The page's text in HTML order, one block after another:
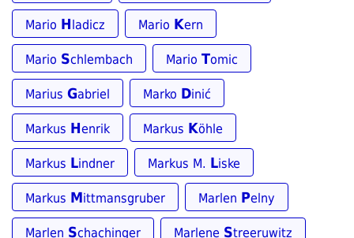
Mario H ladicz Mario Kern
Mario Schlembach Mario Tomic
Marius Gabriel Marko Dinić
Markus H enrik Markus Köhle
Markus Lindner Markus M. Liske
Markus M ittmansgruber Marlen Pelny
Marlen Schachinger Marlene Streeruwitz